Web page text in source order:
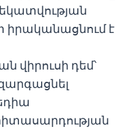
իրականացնում է
վիրուսի դեմ՝